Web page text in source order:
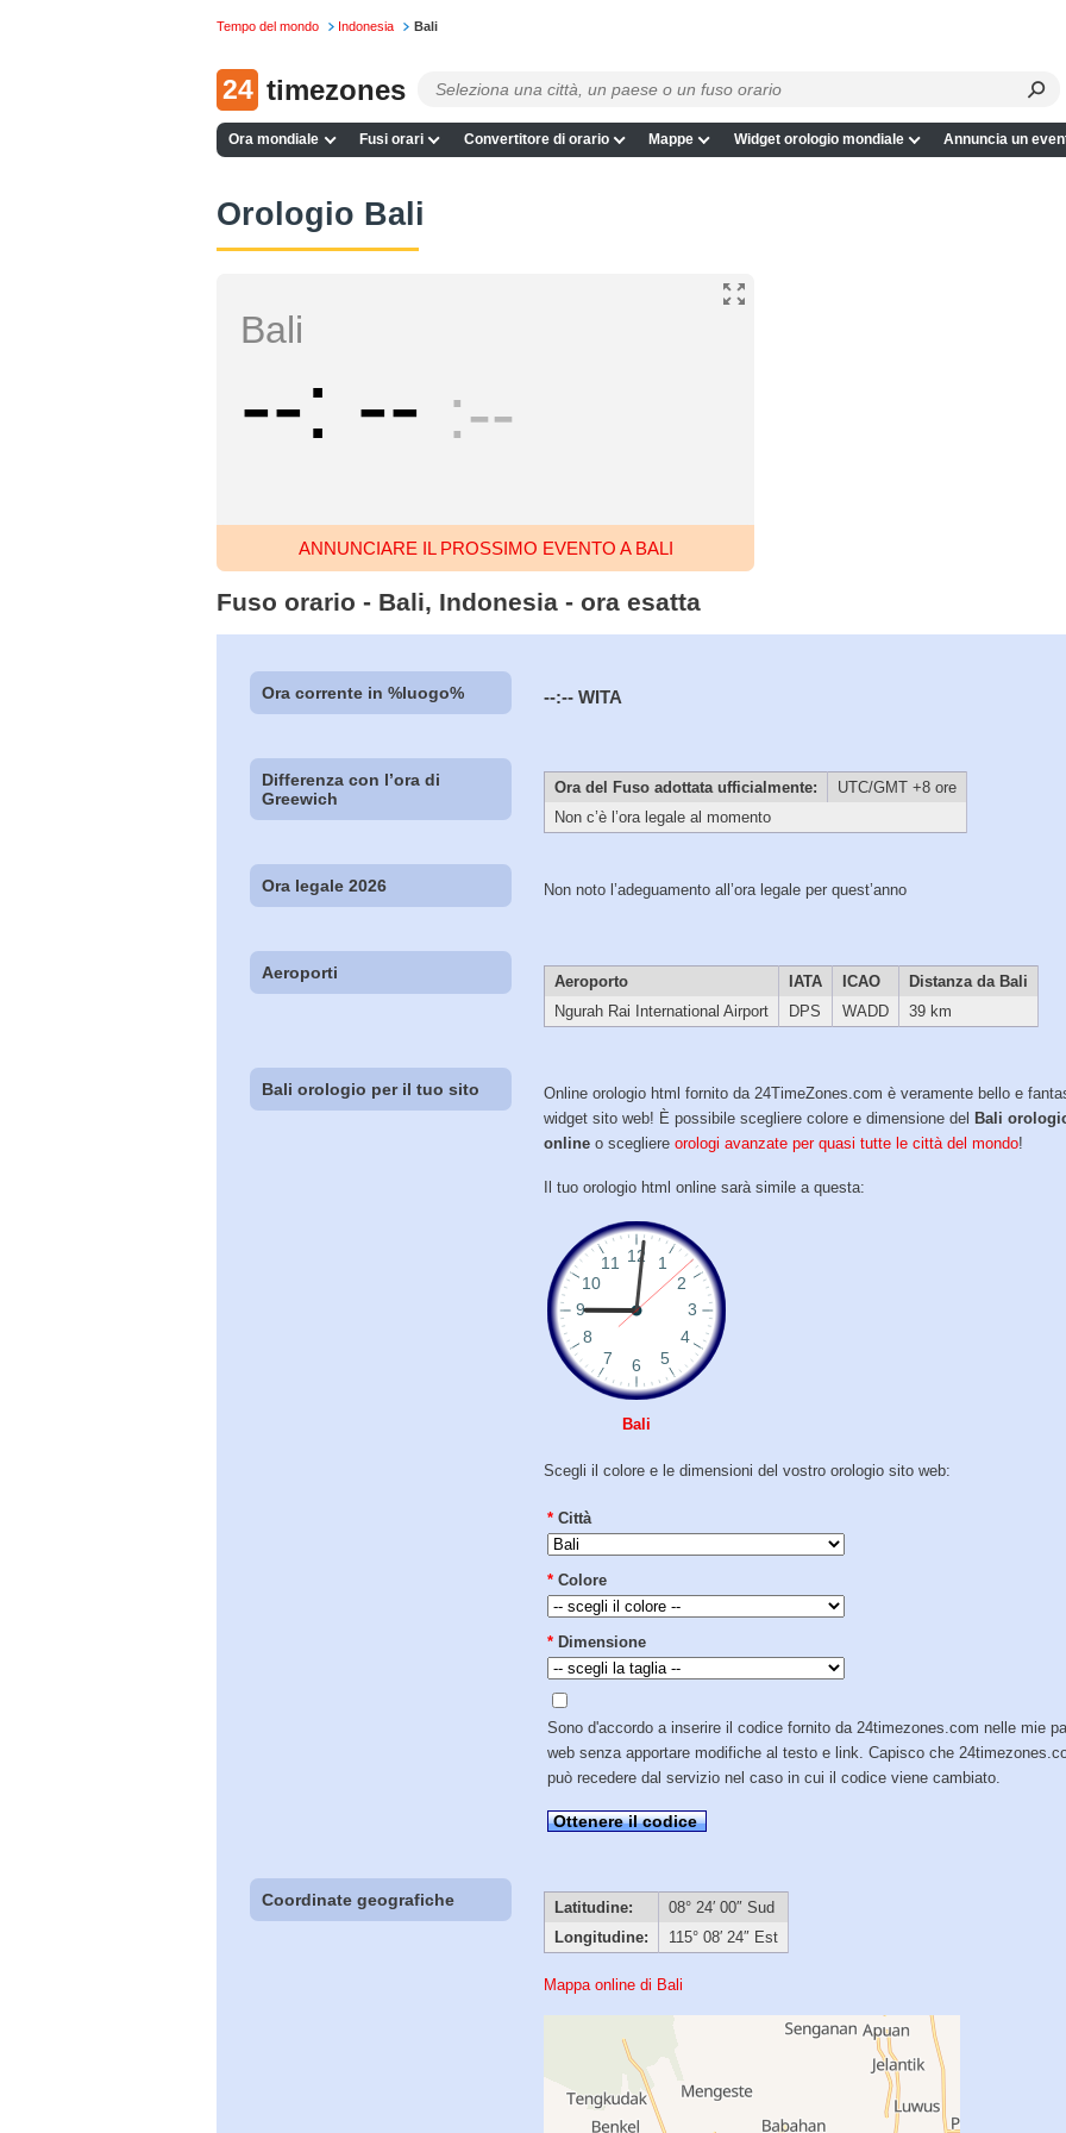
Tempo del mondo Indonesia Bali
24 timezones
Ora mondiale Fusi orari Convertitore di orario Mappe Widget orologio mondiale Annuncia un
Orologio Bali
Bali
-- -- --
ANNUNCIARE IL PROSSIMO EVENTO A BALI
Fuso orario - Bali, Indonesia - ora esatta
Ora corrente in %luogo% --:-- WITA
Differenza con l’ora di
Greewich
Ora del Fuso adottata ufficialmente:
UTC/GMT +8 ore
Non c’è l’ora legale al momento
Ora legale 2026 Non noto l’adeguamento all’ora legale per quest’anno
Aeroporti Aeroporto IATA ICAO
Distanza da Bali
Ngurah Rai International Airport
DPS WADD 39 km
Bali orologio per il tuo sito
Online orologio html fornito da 24TimeZones.com è veramente bello e
widget sito web! È possibile scegliere colore e dimensione del Bali
online o scegliereorologi avanzate per quasi tutte le città del mondo!
Il tuo orologio html online sarà simile a questa:
Bali
Scegli il colore e le dimensioni del vostro orologio sito web:
* Città
* Colore
* Dimensione
Sono d'accordo a inserire il codice fornito da 24timezones.com nelle mie
web senza apportare modifiche al testo e link. Capisco che
può recedere dal servizio nel caso in cui il codice viene cambiato.
Ottenere il codice
Coordinate geografiche Latitudine:
08° 24′ 00″ Sud
Longitudine:
115° 08′ 24″ Est
Mappa online di Bali